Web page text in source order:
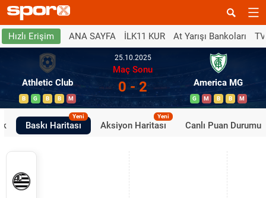
Hızlı Erişim ANA SAYFA İLK11 KUR At Yarışı Bankoları
Athletic Club
B G B B M
25.10.2025
Maç Sonu
0 - 2 America MG
G M B B M
Baskı Haritası
Yeni
Aksiyon Haritası
Yeni
Canlı Puan Durumu